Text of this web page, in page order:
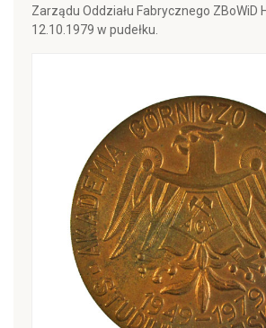
Zarządu Oddziału Fabrycznego ZBoWiD
12.10.1979 w pudełku.